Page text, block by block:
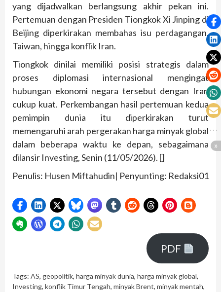
yang dijadwalkan berlangsung akhir pekan ini.
Pertemuan dengan Presiden Tiongkok Xi Jinping di
Beijing diperkirakan membahas isu perdagangan,
Taiwan, hingga konflik Iran.
Tiongkok dinilai memiliki posisi strategis dalam
proses diplomasi internasional mengingat
hubungan ekonomi negara tersebut dengan Iran
cukup kuat. Perkembangan hasil pertemuan kedua
pemimpin dunia itu diperkirakan turut
memengaruhi arah pergerakan harga minyak global
dalam beberapa waktu ke depan, sebagaimana
dilansir Investing, Senin (11/05/2026). []
Penulis: Husen Miftahudin| Penyunting: Redaksi01
PDF
Tags: AS, geopolitik, harga minyak dunia, harga minyak global,
Investing, konflik Timur Tengah, minyak Brent, minyak mentah,